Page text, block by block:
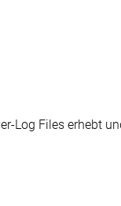
Log Files erhebt